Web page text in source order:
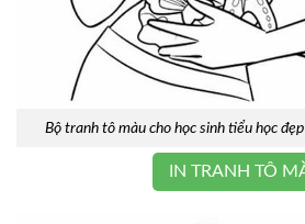
Bộ tranh tô màu cho học sinh tiểu học
IN TRANH TÔ